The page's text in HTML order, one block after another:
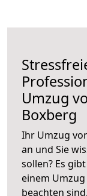
Umzug
Boxberg
Ihr Umzug
an und Sie
sollen? Es
einem
beachten sind.